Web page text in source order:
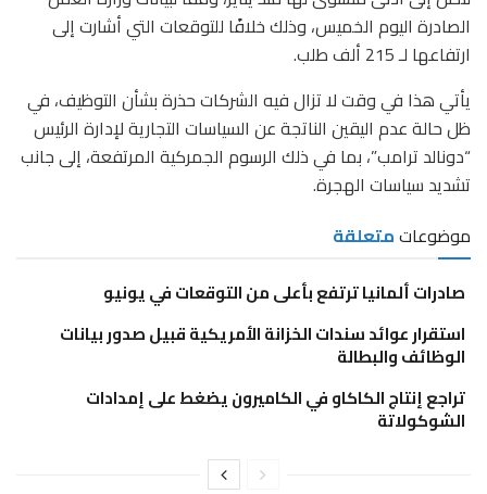
الصادرة اليوم الخميس، وذلك خلافًا للتوقعات التي أشارت إلى
ارتفاعها لـ 215 ألف طلب.
يأتي هذا في وقت لا تزال فيه الشركات حذرة بشأن التوظيف، في
ظل حالة عدم اليقين الناتجة عن السياسات التجارية لإدارة الرئيس
“دونالد ترامب”، بما في ذلك الرسوم الجمركية المرتفعة، إلى جانب
تشديد سياسات الهجرة.
موضوعاتمتعلقة
صادرات ألمانيا ترتفع بأعلى من التوقعات في يونيو
استقرار عوائد سندات الخزانة الأمريكية قبيل صدور بيانات
الوظائف والبطالة
تراجع إنتاج الكاكاو في الكاميرون يضغط على إمدادات
الشوكولاتة